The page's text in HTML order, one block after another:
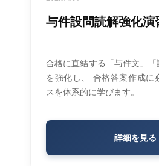
与件設問読解強化演
合格に直結する「与件文」
を強化し、 合格答案作成に
スを体系的に学びます。
詳細を見る